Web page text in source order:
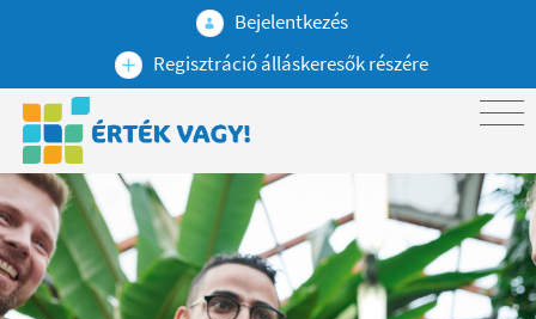
Bejelentkezés
Regisztráció álláskeresők részére